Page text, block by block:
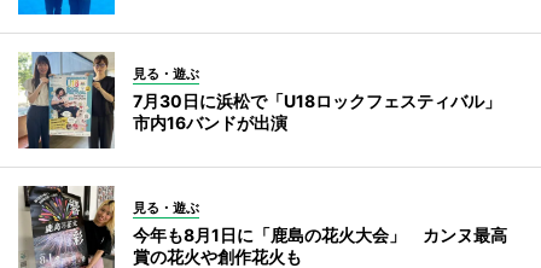
見る・遊ぶ
7月30日に浜松で「U18ロックフェスティバル」
市内16バンドが出演
見る・遊ぶ
今年も8月1日に「鹿島の花火大会」 カンヌ最高
賞の花火や創作花火も